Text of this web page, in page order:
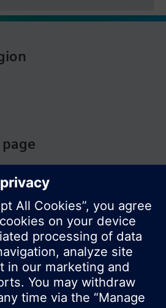
Ltd. Building Technologies